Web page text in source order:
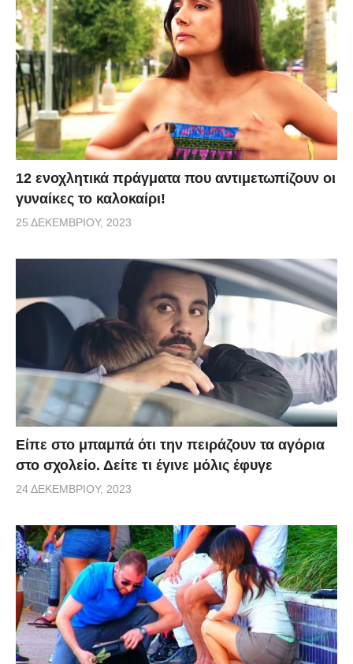
12 ενοχλητικά πράγματα που αντιμετωπίζουν οι
γυναίκες το καλοκαίρι!
25 ΔΕΚΕΜΒΡΊΟΥ, 2023
Είπε στο μπαμπά ότι την πειράζουν τα αγόρια
στο σχολείο. Δείτε τι έγινε μόλις έφυγε
24 ΔΕΚΕΜΒΡΊΟΥ, 2023